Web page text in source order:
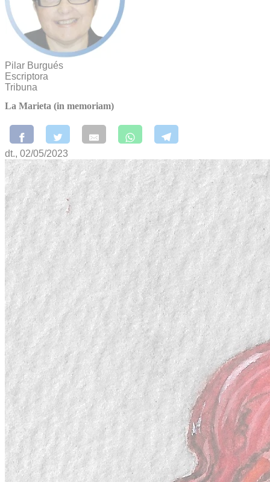
Pilar Burgués
Escriptora
Tribuna
La Marieta (in memoriam)
dt., 02/05/2023